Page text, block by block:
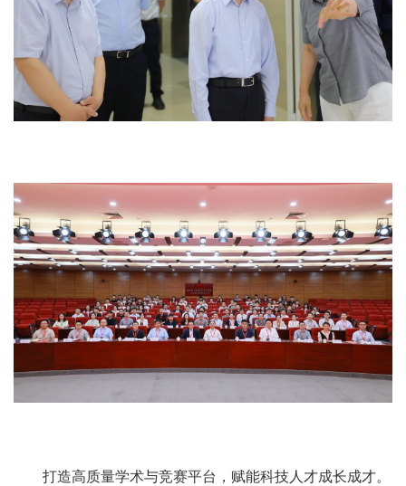
打造高质量学术与竞赛平台，赋能科技人才成长成才。